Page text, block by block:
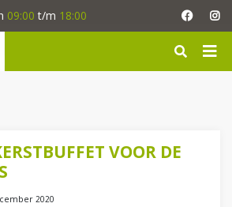
09:00 t/m 18:00
VOOR DE
2020